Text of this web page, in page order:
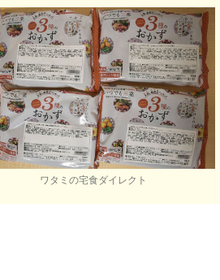
ワタミの宅食ダイレクト